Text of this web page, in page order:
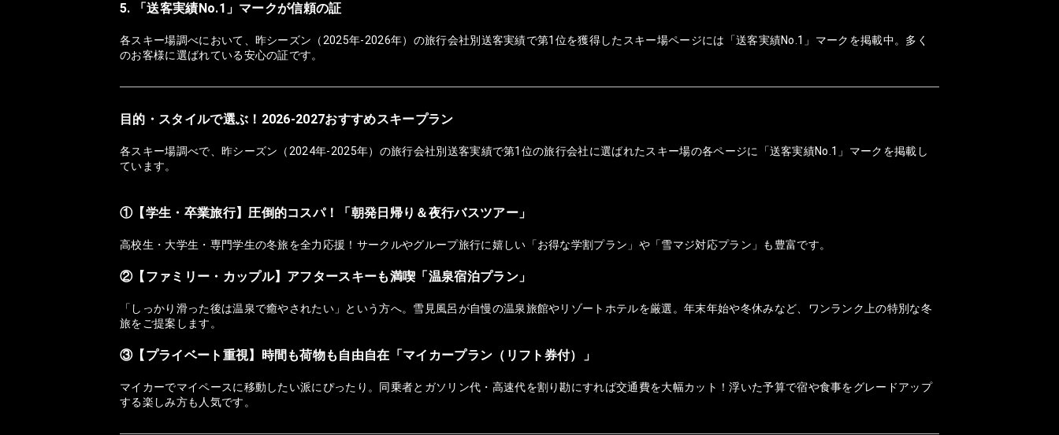
5. 「送客実績No.1」マークが信頼の証
各スキー場調べにおいて、昨シーズン（2025年-2026年）の旅行会社別送客実績で第1位を獲得したスキー場ページには「送客実績No.1」マークを掲載中。多く
のお客様に選ばれている安心の証です。
目的・スタイルで選ぶ！2026-2027おすすめスキープラン
各スキー場調べで、昨シーズン（2024年-2025年）の旅行会社別送客実績で第1位の旅行会社に選ばれたスキー場の各ページに「送客実績No.1」マークを掲載し
ています。
①【学生・卒業旅行】圧倒的コスパ！「朝発日帰り＆夜行バスツアー」
高校生・大学生・専門学生の冬旅を全力応援！サークルやグループ旅行に嬉しい「お得な学割プラン」や「雪マジ対応プラン」も豊富です。
②【ファミリー・カップル】アフタースキーも満喫「温泉宿泊プラン」
「しっかり滑った後は温泉で癒やされたい」という方へ。雪見風呂が自慢の温泉旅館やリゾートホテルを厳選。年末年始や冬休みなど、ワンランク上の特別な冬
旅をご提案します。
③【プライベート重視】時間も荷物も自由自在「マイカープラン（リフト券付）」
マイカーでマイペースに移動したい派にぴったり。同乗者とガソリン代・高速代を割り勘にすれば交通費を大幅カット！浮いた予算で宿や食事をグレードアップ
する楽しみ方も人気です。